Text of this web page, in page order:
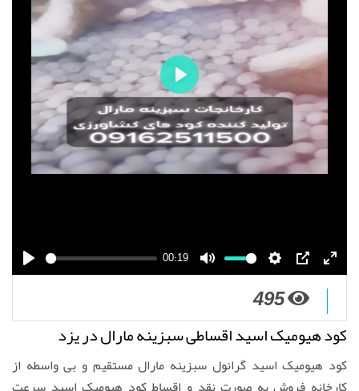
P
a
00:19
M
t
e
S
e
t
t
i
n
P
I
P
E
t
e
r
f
P
l
a
495
کود هیومیک اسید اقساطی سبزینه مارال در یزد
کود هیومیک اسید گرانول سبزینه مارال مستقیم و بی واسطه از